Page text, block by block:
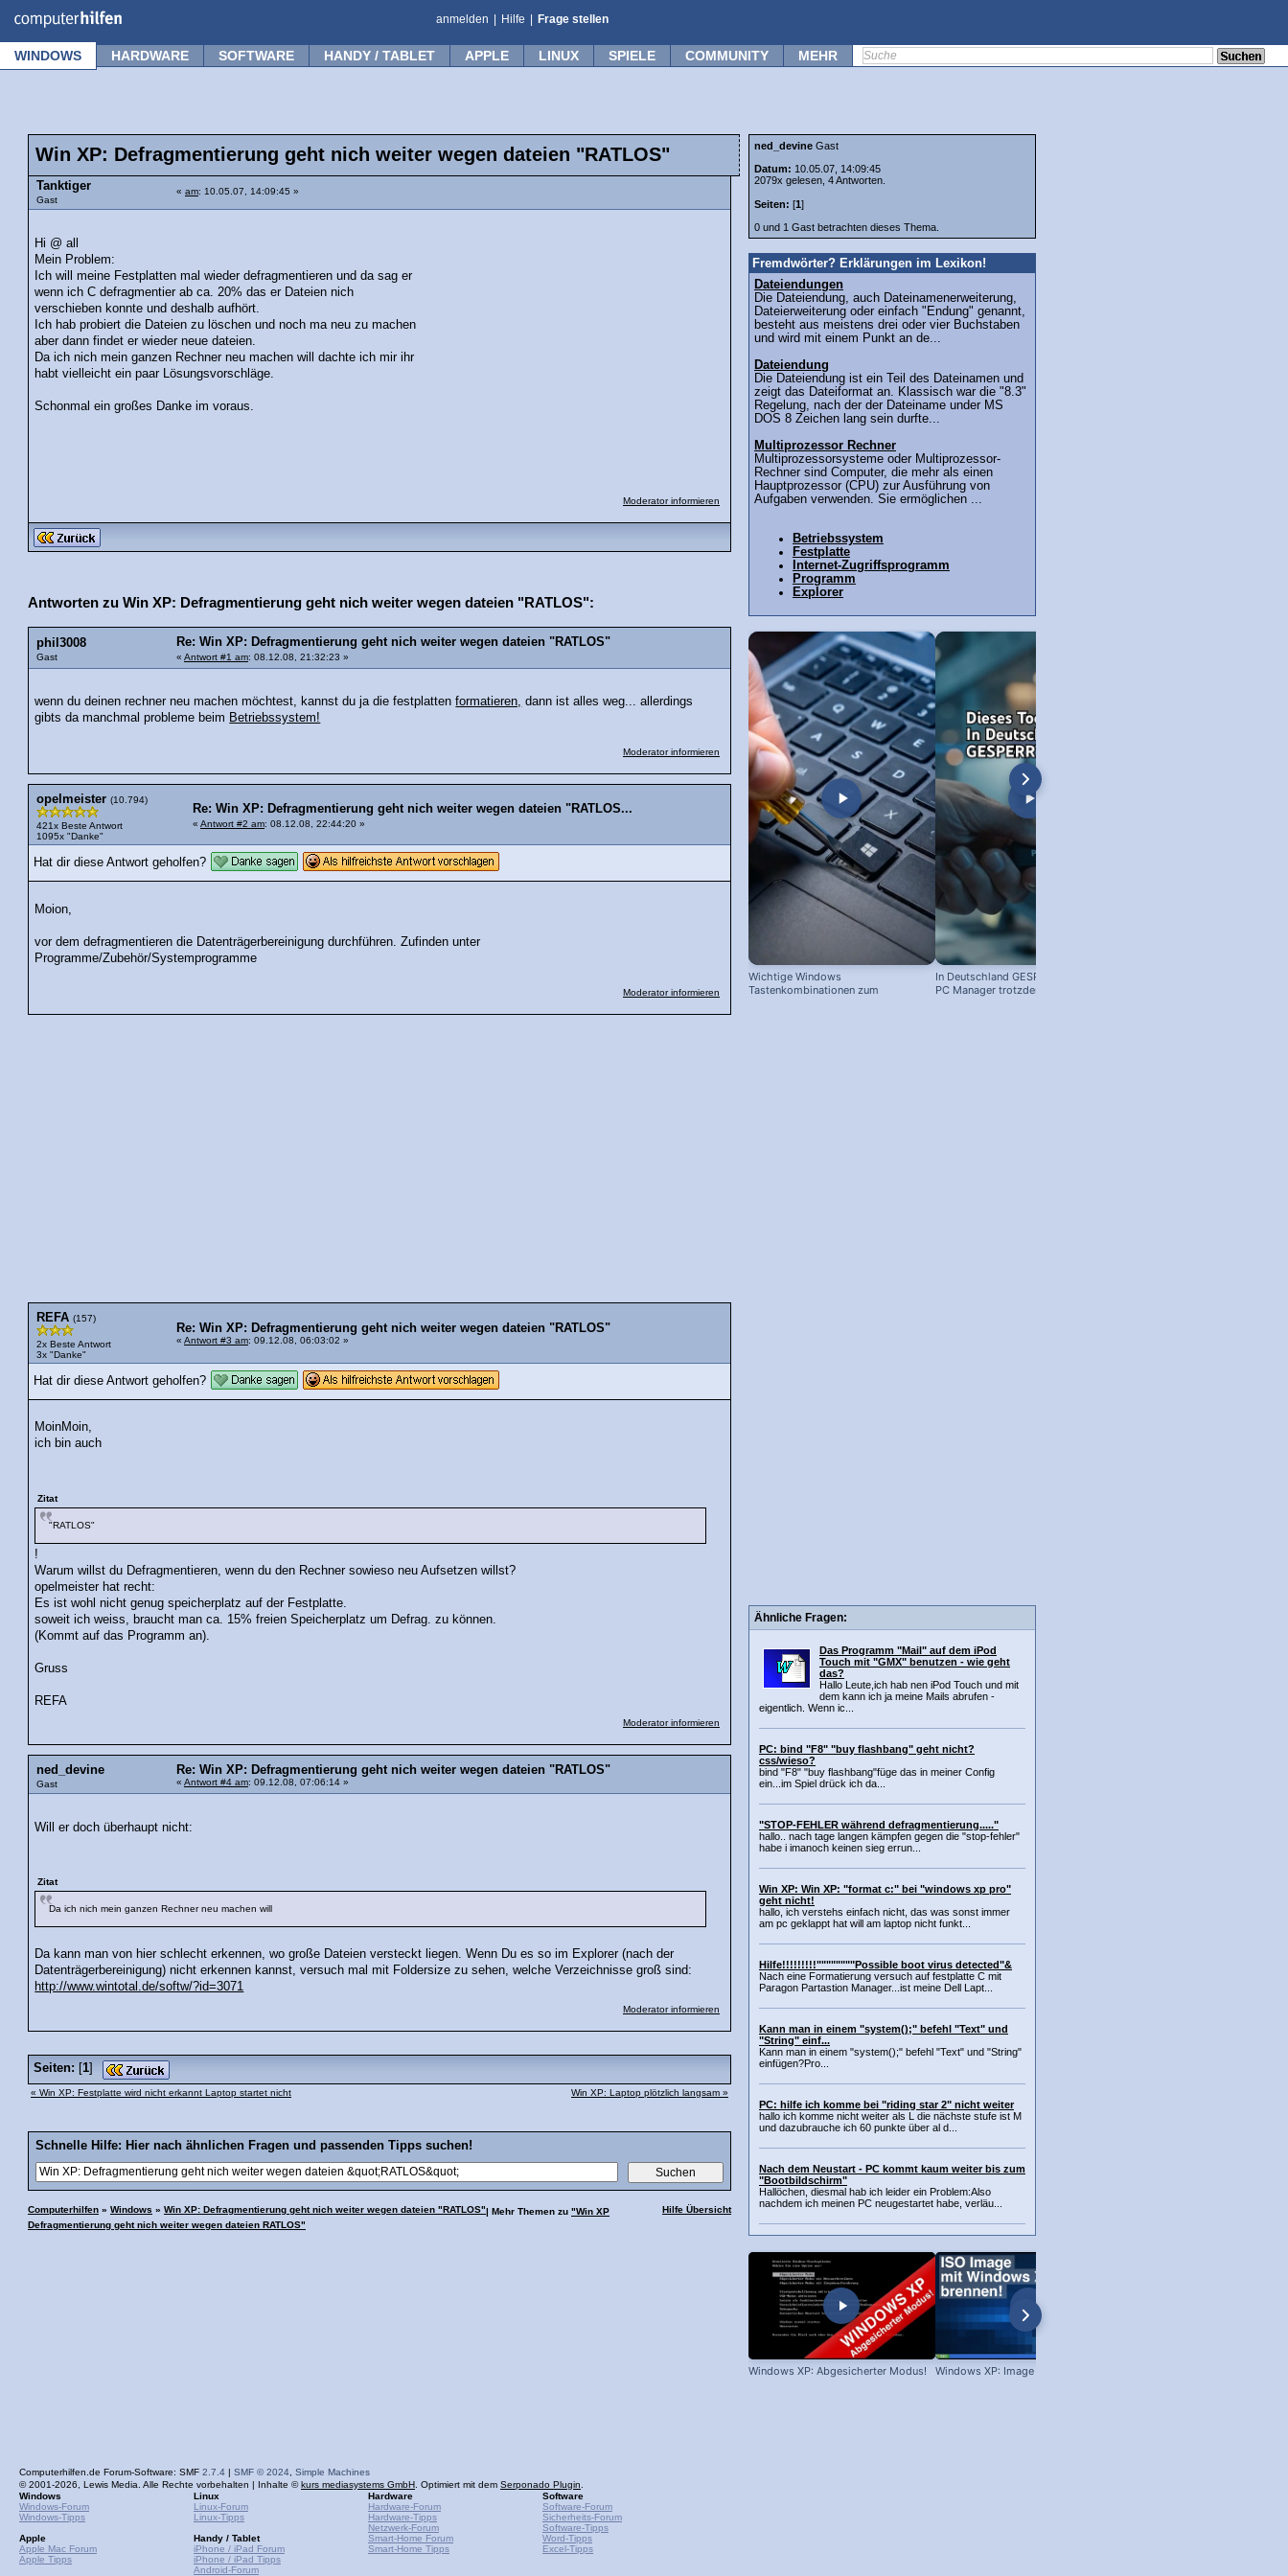
anmelden Hilfe Frage stellen
WINDOWS HARDWARE SOFTWARE HANDY / TABLET APPLE LINUX SPIELE COMMUNITY MEHR
Win XP: Defragmentierung geht nich weiter wegen dateien "RATLOS"
Tanktiger
Gast
« am: 10.05.07, 14:09:45 »
Hi @ all
Mein Problem:
Ich will meine Festplatten mal wieder defragmentieren und da sag er
wenn ich C defragmentier ab ca. 20% das er Dateien nich
verschieben konnte und deshalb aufhört.
Ich hab probiert die Dateien zu löschen und noch ma neu zu machen
aber dann findet er wieder neue dateien.
Da ich nich mein ganzen Rechner neu machen will dachte ich mir ihr
habt vielleicht ein paar Lösungsvorschläge.
Schonmal ein großes Danke im voraus.
Moderator informieren
Antworten zu Win XP: Defragmentierung geht nich weiter wegen dateien "RATLOS":
phil3008
Gast
Re: Win XP: Defragmentierung geht nich weiter wegen dateien "RATLOS"
« Antwort #1 am: 08.12.08, 21:32:23 »
wenn du deinen rechner neu machen möchtest, kannst du ja die festplattenformatieren, dann ist alles weg... allerdings
gibts da manchmal probleme beim Betriebssystem!
Moderator informieren
opelmeister (10.794)
421x Beste Antwort
1095x "Danke"
Re: Win XP: Defragmentierung geht nich weiter wegen dateien "RATLOS...
« Antwort #2 am: 08.12.08, 22:44:20 »
Hat dir diese Antwort geholfen?
Moion,
vor dem defragmentieren die Datenträgerbereinigung durchführen. Zufinden unter
Programme/Zubehör/Systemprogramme
Moderator informieren
REFA (157)
2x Beste Antwort
3x "Danke"
Re: Win XP: Defragmentierung geht nich weiter wegen dateien "RATLOS"
« Antwort #3 am: 09.12.08, 06:03:02 »
Hat dir diese Antwort geholfen?
MoinMoin,
ich bin auch
Zitat
"RATLOS"
!
Warum willst du Defragmentieren, wenn du den Rechner sowieso neu Aufsetzen willst?
opelmeister hat recht:
Es ist wohl nicht genug speicherplatz auf der Festplatte.
soweit ich weiss, braucht man ca. 15% freien Speicherplatz um Defrag. zu können.
(Kommt auf das Programm an).
Gruss
REFA
Moderator informieren
ned_devine
Gast
Re: Win XP: Defragmentierung geht nich weiter wegen dateien "RATLOS"
« Antwort #4 am: 09.12.08, 07:06:14 »
Will er doch überhaupt nicht:
Zitat
Da ich nich mein ganzen Rechner neu machen will
Da kann man von hier schlecht erkennen, wo große Dateien versteckt liegen. Wenn Du es so im Explorer (nach der
Datenträgerbereinigung) nicht erkennen kannst, versuch mal mit Foldersize zu sehen, welche Verzeichnisse groß sind:
http://www.wintotal.de/softw/?id=3071
Moderator informieren
Seiten: [1]
« Win XP: Festplatte wird nicht erkannt Laptop startet nicht Win XP: Laptop plötzlich langsam »
Schnelle Hilfe: Hier nach ähnlichen Fragen und passenden Tipps suchen!
Computerhilfen » Windows » Win XP: Defragmentierung geht nich weiter wegen dateien "RATLOS" Hilfe Übersicht
| Mehr Themen zu "Win XP
Defragmentierung geht nich weiter wegen dateien RATLOS"
ned_devine Gast
Datum: 10.05.07, 14:09:45
2079x gelesen, 4 Antworten.
Seiten: [1]
0 und 1 Gast betrachten dieses Thema.
Fremdwörter? Erklärungen im Lexikon!
Dateiendungen
Die Dateiendung, auch Dateinamenerweiterung,
Dateierweiterung oder einfach "Endung" genannt,
besteht aus meistens drei oder vier Buchstaben
und wird mit einem Punkt an de...
Dateiendung
Die Dateiendung ist ein Teil des Dateinamen und
zeigt das Dateiformat an. Klassisch war die "8.3"
Regelung, nach der der Dateiname under MS
DOS 8 Zeichen lang sein durfte...
Multiprozessor Rechner
Multiprozessorsysteme oder Multiprozessor-
Rechner sind Computer, die mehr als einen
Hauptprozessor (CPU) zur Ausführung von
Aufgaben verwenden. Sie ermöglichen ...
Betriebssystem
Festplatte
Internet-Zugriffsprogramm
Programm
Explorer
Wichtige Windows
Tastenkombinationen zum
In Deutschland GESPERRT: Microsoft
PC Manager trotzdem installieren
Ähnliche Fragen:
Das Programm "Mail" auf dem iPod
Touch mit "GMX" benutzen - wie geht
das?
Hallo Leute,ich hab nen iPod Touch und mit
dem kann ich ja meine Mails abrufen -
eigentlich. Wenn ic...
PC: bind "F8" "buy flashbang" geht nicht?
css/wieso?
bind "F8" "buy flashbang"füge das in meiner Config
ein...im Spiel drück ich da...
"STOP-FEHLER während defragmentierung....."
hallo.. nach tage langen kämpfen gegen die "stop-fehler"
habe i imanoch keinen sieg errun...
Win XP: Win XP: "format c:" bei "windows xp pro"
geht nicht!
hallo, ich verstehs einfach nicht, das was sonst immer
am pc geklappt hat will am laptop nicht funkt...
Hilfe!!!!!!!!!""""""""Possible boot virus detected"&
Nach eine Formatierung versuch auf festplatte C mit
Paragon Partastion Manager...ist meine Dell Lapt...
Kann man in einem "system();" befehl "Text" und
"String" einf...
Kann man in einem "system();" befehl "Text" und "String"
einfügen?Pro...
PC: hilfe ich komme bei "riding star 2" nicht weiter
hallo ich komme nicht weiter als L die nächste stufe ist M
und dazubrauche ich 60 punkte über al d...
Nach dem Neustart - PC kommt kaum weiter bis zum
"Bootbildschirm"
Hallöchen, diesmal hab ich leider ein Problem:Also
nachdem ich meinen PC neugestartet habe, verläu...
Windows XP: Abgesicherter Modus! Windows XP: Image brennen!
Computerhilfen.de Forum-Software: SMF 2.7.4 | SMF © 2024 Simple Machines
© 2001-2026, Lewis Media. Alle Rechte vorbehalten | Inhalte ©kurs mediasystems GmbH . Optimiert mit dem Serponado Plugin
Windows
Windows-Forum
Windows-Tipps
Apple
Apple Mac Forum
Apple Tipps
Linux
Linux-Forum
Linux-Tipps
Handy / Tablet
iPhone / iPad Forum
iPhone / iPad Tipps
Android-Forum
Hardware
Hardware-Forum
Hardware-Tipps
Netzwerk-Forum
Smart-Home Forum
Smart-Home Tipps
Software
Software-Forum
Sicherheits-Forum
Software-Tipps
Word-Tipps
Excel-Tipps